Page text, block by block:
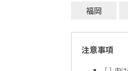
福岡
注意事項